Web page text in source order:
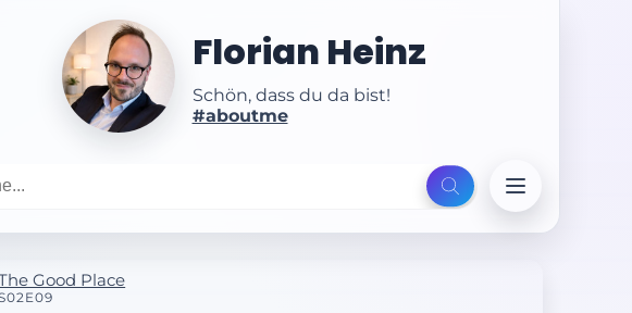
Florian Heinz
Schön, dass du da bist!
#aboutme
Good Place